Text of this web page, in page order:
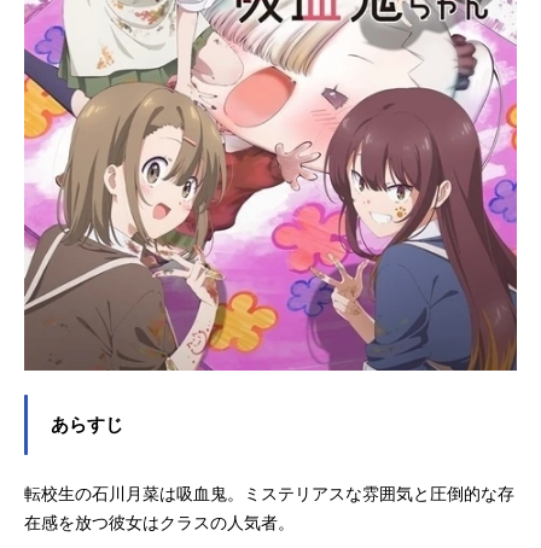
あらすじ
転校生の石川月菜は吸血鬼。ミステリアスな雰囲気と圧倒的な存
在感を放つ彼女はクラスの人気者。